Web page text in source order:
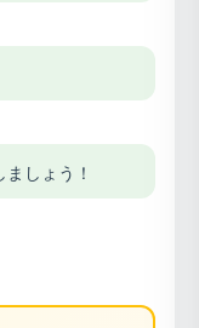
しょう！